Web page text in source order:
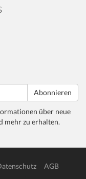
Abonnieren
über neue
mehr zu erhalten.
AGB